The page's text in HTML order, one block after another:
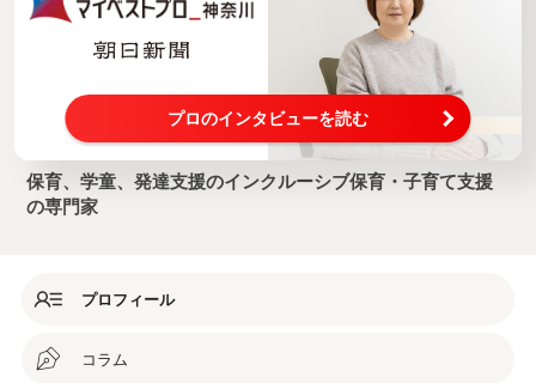
プロのインタビューを読む
保育、学童、発達支援のインクルーシブ保育・子育て支援
の専門家
プロフィール
コラム